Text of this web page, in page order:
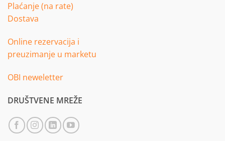
Plaćanje (na rate)
Dostava
Online rezervacija i
preuzimanje u marketu
OBI neweletter
DRUŠTVENE MREŽE